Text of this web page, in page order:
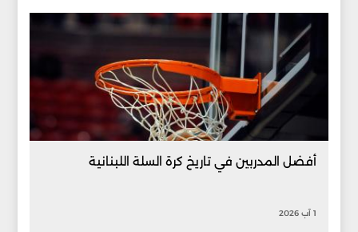
أفضل المدربين في تاريخ كرة السلة اللبنانية
1 آب 2026